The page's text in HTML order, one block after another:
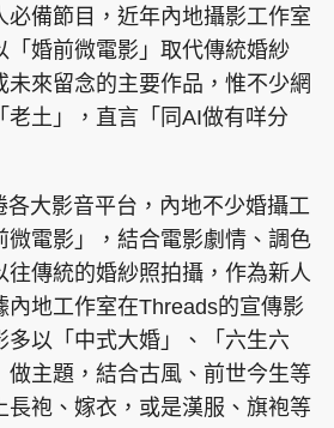
必備節目，近年內地攝影工作室
「婚前微電影」取代傳統婚紗
未來留念的主要作品，惟不少網
老土」，直言「同AI做有咩分
大影音平台，內地不少婚攝工
微電影」，結合電影劇情、調色
往傳統的婚紗照拍攝，作為新人
內地工作室在Threads的宣傳影
多以「中式大婚」、「六生六
做主題，結合古風、前世今生等
長袍、嫁衣，或是漢服、旗袍等